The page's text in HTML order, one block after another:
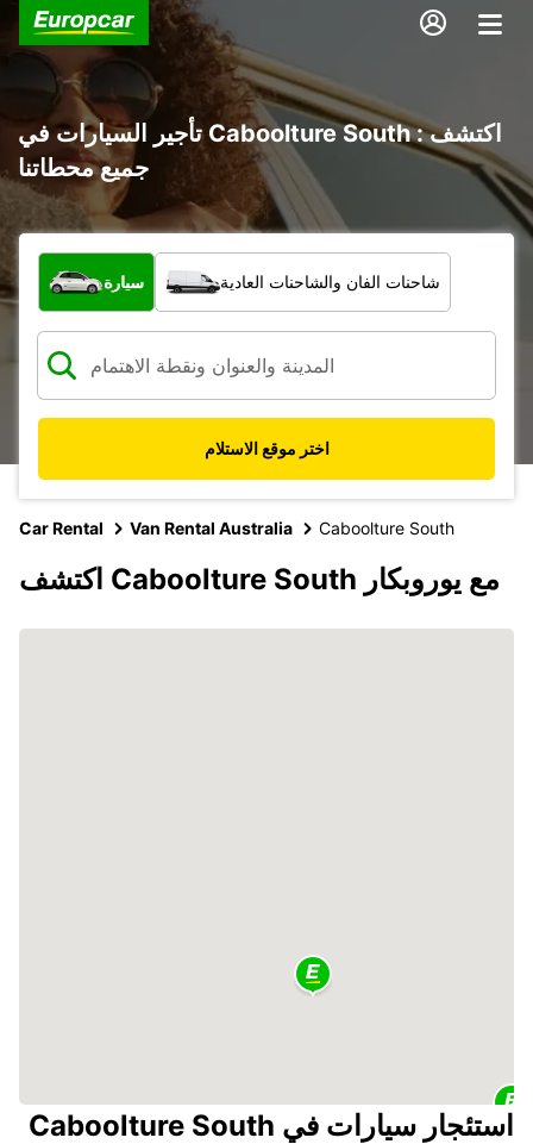
تأجير السيارات في Caboolture South : اكتشف
جميع محطاتنا
ما نوع المركبة؟
سيارة شاحنات الفان والشاحنات العادية
اختر موقع الاستلام
Car Rental Van Rental Australia Caboolture South
اكتشف Caboolture South مع يوروبكار
استئجار سيارات في Caboolture South